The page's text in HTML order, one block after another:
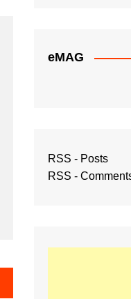
eMAG
RSS - Posts
RSS -